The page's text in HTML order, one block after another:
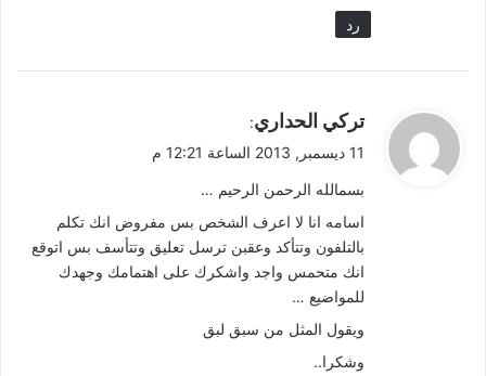
رد
ي
ق
ل
تركي الحداري:
11 ديسمبر, 2013 الساعة 12:21 م
بسمالله الرحمن الرحيم …
اسامه انا لا اعرف الشخص بس مفروض انك تكلم
بالتلفون وتتأكد وعقبن ترسل تعليق وتتأسف بس اتوقع
انك متحمس واجد واشكرك على اهتمامك وجهدك
للمواضيع …
ويقول المثل من سبق لبق
وشكرا..